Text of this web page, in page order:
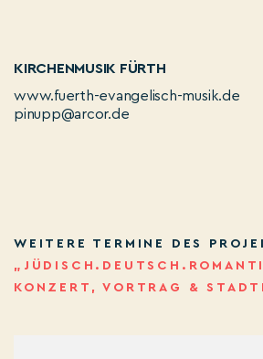
KIRCHENMUSIK FÜRTH
www.fuerth-evangelisch-musik.de
pinupp@arcor.de
WEITERE TERMINE DES
KONZERT, VORTRAG &